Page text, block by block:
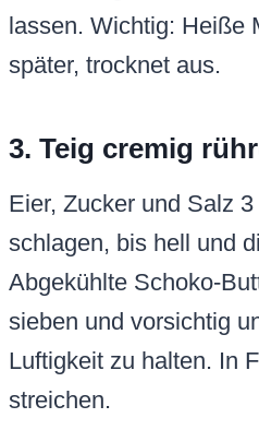
lassen. Wichtig: Heiße
später, trocknet aus.
3. Teig cremig
Eier, Zucker und Salz
schlagen, bis hell und
Abgekühlte Schoko-
sieben und vorsichtig
Luftigkeit zu halten. In
streichen.